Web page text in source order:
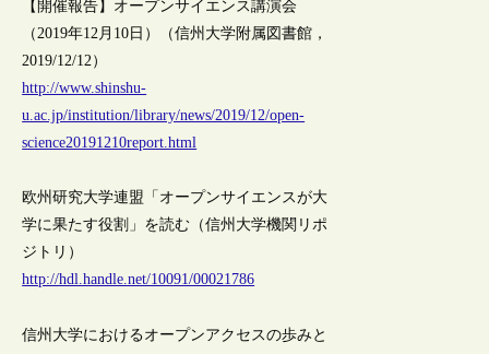
【開催報告】オープンサイエンス講演会
（2019年12月10日）（信州大学附属図書館，
2019/12/12）
http://www.shinshu-
u.ac.jp/institution/library/news/2019/12/open-
science20191210report.html
欧州研究大学連盟「オープンサイエンスが大
学に果たす役割」を読む（信州大学機関リポ
ジトリ）
http://hdl.handle.net/10091/00021786
信州大学におけるオープンアクセスの歩みと